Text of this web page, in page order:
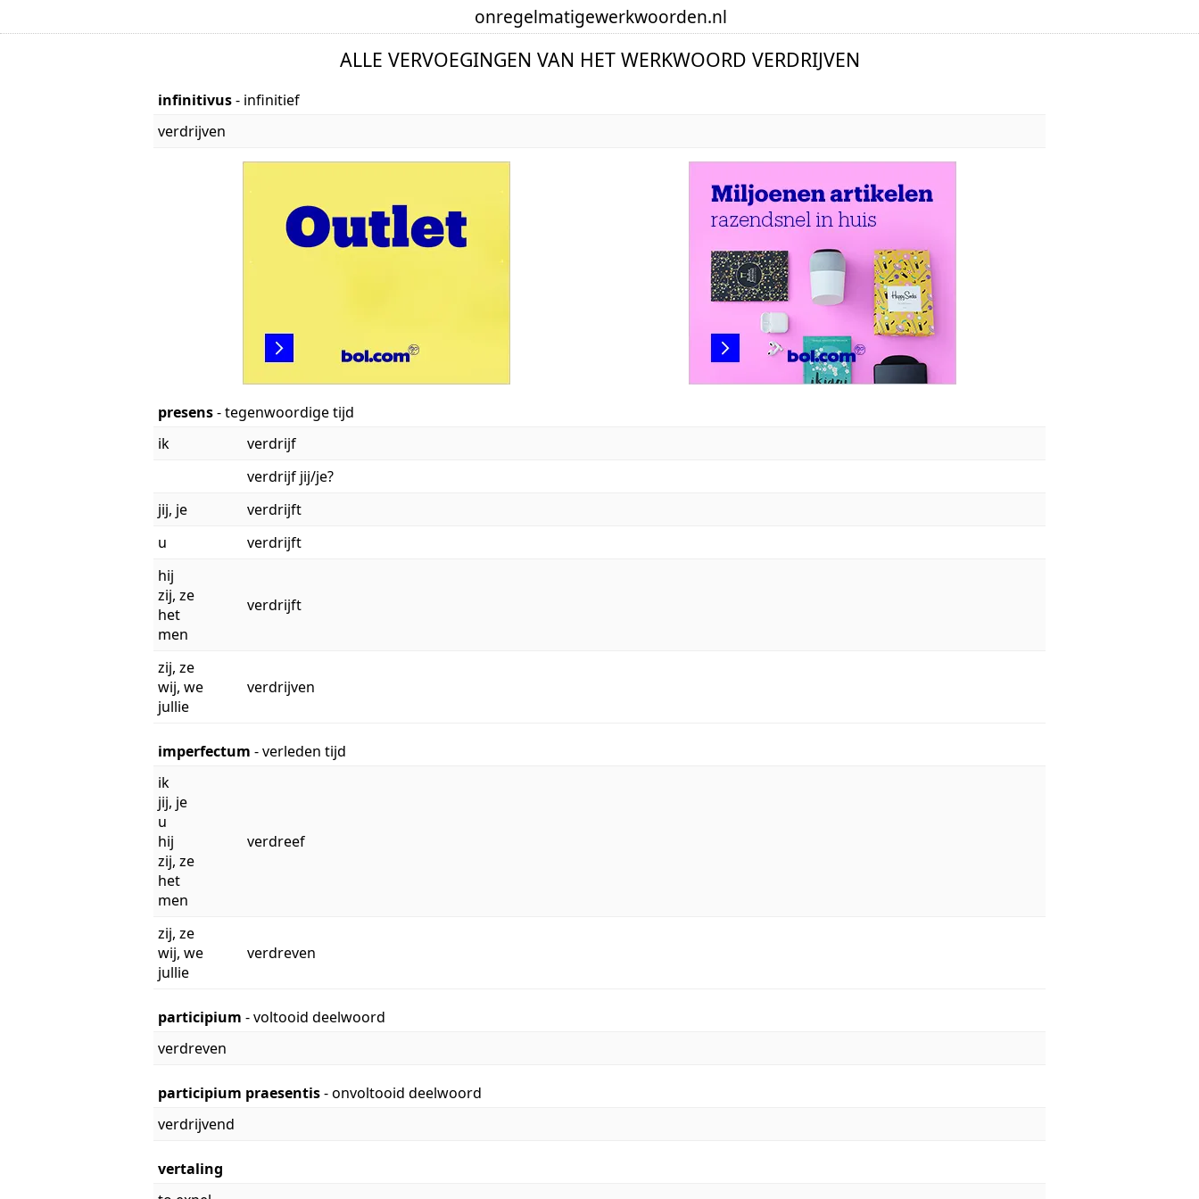
onregelmatigewerkwoorden.nl
ALLE VERVOEGINGEN VAN HET WERKWOORD VERDRIJVEN
infinitivus- infinitief
verdrijven
presens- tegenwoordige tijd
ik
verdrijf
verdrijf jij/je?
jij, je
verdrijft
u
verdrijft
hij
zij, ze
het
men
verdrijft
zij, ze
wij, we
jullie
verdrijven
imperfectum - verleden tijd
ik
jij, je
u
hij
zij, ze
het
men
verdreef
zij, ze
wij, we
jullie
verdreven
participium - voltooid deelwoord
verdreven
participium praesentis- onvoltooid deelwoord
verdrijvend
vertaling